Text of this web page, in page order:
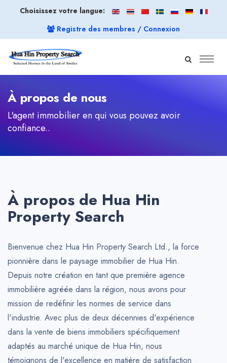
Choisissez votre langue:
Registre des membres / Connexion
À propos de nous
L'agent immobilier en qui vous pouvez avoir
confiance..
À propos de Hua Hin
Property Search
Bienvenue chez Hua Hin Property Search Ltd., la force
pionnière dans le paysage immobilier de Hua Hin.
Depuis notre création en tant que première agence
immobilière agréée dans la région, nous avons pour
mission de redéfinir les normes de service dans
l'industrie. Avec plus de deux décennies d'expérience
dans la vente de biens immobiliers spécifiquement
adaptés au marché unique de Hua Hin, nous
témoignons de l'excellence en matière de satisfaction